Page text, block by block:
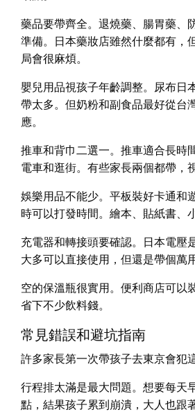
藥品要帶齊全。退燒藥、腸胃藥、
準備。日本藥妝店雖然什麼都有，
局會很麻煩。
嬰兒用品視孩子年齡調整。尿布日
帶太多。但奶粉和副食品最好從台
應。
推車和背巾二選一。推車適合長時
電車和逛街。有些家長兩個都帶，
娛樂用品不能少。平板裝好卡通和
時可以打發時間。繪本、貼紙書、
充電器和轉接頭要確認。日本電壓
大多可以直接使用，但還是帶個萬
空的保溫瓶很實用。便利商店可以
省下不少飲料錢。
常見錯誤和避坑指南
許多家長第一次帶孩子去東京會犯
行程排太滿是最大問題。想要每天
點，結果孩子累到崩潰，大人也跟